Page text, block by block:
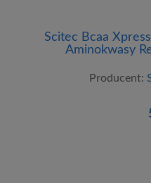
Scitec Bcaa
Aminokwasy
Producent: